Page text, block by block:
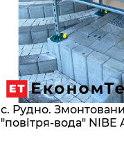
с. Рудно.
"повітря-вода" NIBE